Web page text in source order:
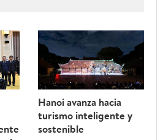
de la gobernadora
Sam Mostyn.
Hanoi avanza hacia
turismo inteligente y
sostenible